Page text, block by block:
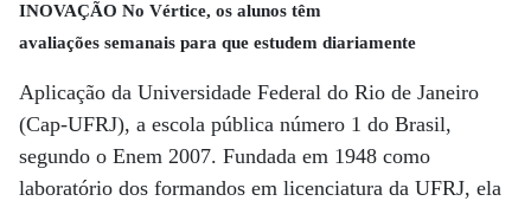
INOVAÇÃO No Vértice, os alunos têm
avaliações semanais para que estudem diariamente
Aplicação da Universidade Federal do Rio de Janeiro
(Cap-UFRJ), a escola pública número 1 do Brasil,
segundo o Enem 2007. Fundada em 1948 como
laboratório dos formandos em licenciatura da UFRJ, ela